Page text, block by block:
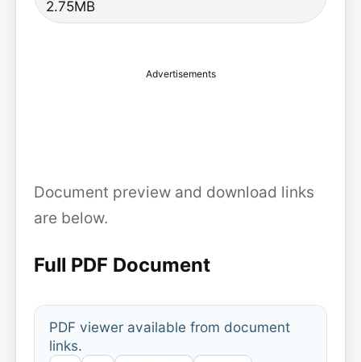
2.75MB
Advertisements
Document preview and download links
are below.
Full PDF Document
PDF viewer available from document
links.